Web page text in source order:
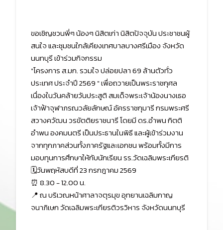
ขอเชิญชวนพี่ๆ น้องๆ นิสิตเก่า นิสิตปัจจุบัน ประชาชนผู้
สนใจ และชุมชนใกล้เคียงเทศบาลบางศรีเมือง จังหวัด
นนทบุรี เข้าร่วมกิจกรรม
"โครงการ ส.มก. รวมใจ ปล่อยปลา 69 ล้านตัวทั่ว
ประเทศ ประจำปี 2569 " เพื่อถวายเป็นพระราชกุศล
เนื่องในวันคล้ายวันประสูติ สมเด็จพระเจ้าน้องนางเธอ
เจ้าฟ้าจุฬาภรณวลัยลักษณ์ อัครราชกุมารี กรมพระศรี
สวางควัฒน วรขัตติยราชนารี โดยมี ดร.อำพน กิตติ
อำพน องคมนตรี เป็นประธานในพิธี และผู้เข้าร่วมงาน
จากทุกภาคส่วนทั้งภาครัฐและเอกชน พร้อมทั้งมีการ
มอบทุนการศึกษาให้กับนักเรียน รร.วัดเฉลิมพระเกียรติ
🗓️วันพฤหัสบดีที่ 23 กรกฎาคม 2569
⏰ 8.30 - 12.00 น.
📍 ณ บริเวณหน้าศาลาจตุรมุข อุทยานเฉลิมกาญ
จนาภิเษก วัดเฉลิมพระเกียรติวรวิหาร จังหวัดนนทบุรี